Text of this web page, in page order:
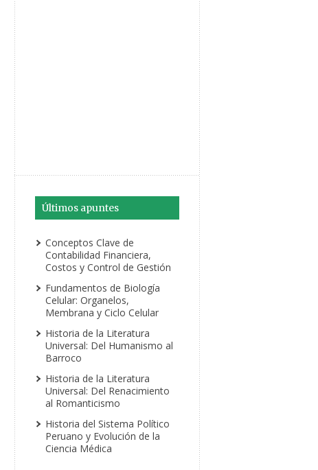
Últimos apuntes
Conceptos Clave de
Contabilidad Financiera,
Costos y Control de Gestión
Fundamentos de Biología
Celular: Organelos,
Membrana y Ciclo Celular
Historia de la Literatura
Universal: Del Humanismo al
Barroco
Historia de la Literatura
Universal: Del Renacimiento
al Romanticismo
Historia del Sistema Político
Peruano y Evolución de la
Ciencia Médica